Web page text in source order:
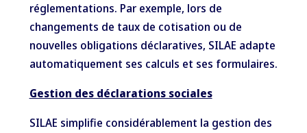
réglementations. Par exemple, lors de
changements de taux de cotisation ou de
nouvelles obligations déclaratives, SILAE adapte
automatiquement ses calculs et ses formulaires.
Gestion des déclarations sociales
SILAE simplifie considérablement la gestion des